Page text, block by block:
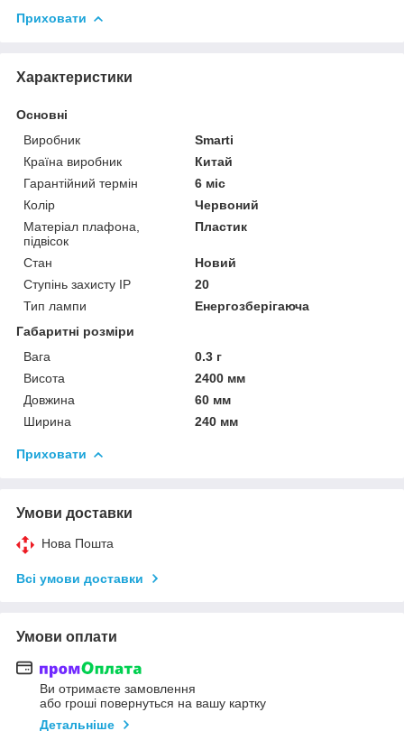
Приховати
Характеристики
Основні
Виробник
Smarti
Країна виробник
Китай
Гарантійний термін
6 міс
Колір
Червоний
Матеріал плафона,
підвісок
Пластик
Стан
Новий
Ступінь захисту IP
20
Тип лампи
Енергозберігаюча
Габаритні розміри
Вага
0.3 г
Висота
2400 мм
Довжина
60 мм
Ширина
240 мм
Приховати
Умови доставки
Нова Пошта
Всі умови доставки
Умови оплати
Ви отримаєте замовлення
або гроші повернуться на вашу картку
Детальніше